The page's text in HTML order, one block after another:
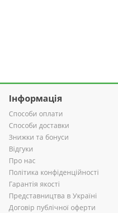
Інформація
Способи оплати
Способи доставки
Знижки та бонуси
Відгуки
Про нас
Політика конфіденційності
Гарантія якості
Представництва в Україні
Договір публічної оферти